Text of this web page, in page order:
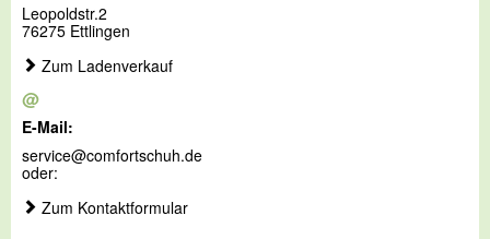
Leopoldstr.2
76275 Ettlingen
Zum Ladenverkauf
@
E-Mail:
service@comfortschuh.de
oder:
Zum Kontaktformular